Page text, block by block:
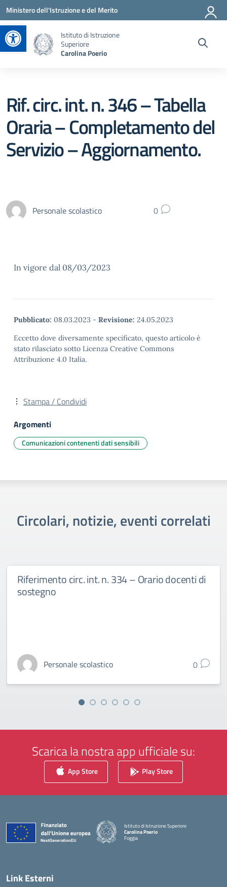
Apri la barra degli strumenti
Vai ai contenuti
Vai al menu di navigazione
Vai al footer
Ministero dell'Istruzione e del Merito
Istituto di Istruzione
Superiore
Carolina Poerio
Rif. circ. int. n. 346 – Tabella
Oraria – Completamento del
Servizio – Aggiornamento.
Personale scolastico 0
In vigore dal 08/03/2023
Pubblicato: 08.03.2023 - Revisione: 24.05.2023
Eccetto dove diversamente specificato, questo articolo è
stato rilasciato sotto Licenza Creative Commons
Attribuzione 4.0 Italia.
Stampa / Condividi
Argomenti
Comunicazioni contenenti dati sensibili
Circolari, notizie, eventi correlati
Riferimento circ. int. n. 334 – Orario docenti di
sostegno
Personale scolastico 0
Scarica la nostra app ufficiale su:
App Store Play Store
Istituto di Istruzione Superiore
Carolina Poerio
Foggia
— Visita la pagina iniziale della scuola
Link Esterni